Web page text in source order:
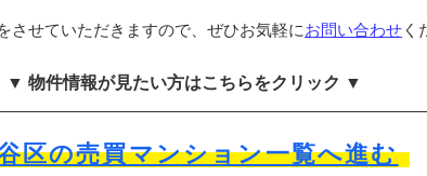
させていただきますので、ぜひお気軽にお問い合わせ く
▼ 物件情報が見たい方はこちらをクリック ▼
区の売買マンション一覧へ進む